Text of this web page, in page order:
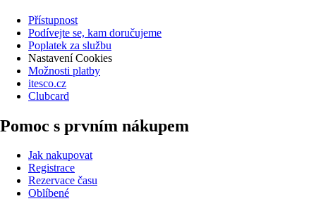
Přístupnost
Podívejte se, kam doručujeme
Poplatek za službu
Nastavení Cookies
Možnosti platby
itesco.cz
Clubcard
Pomoc s prvním nákupem
Jak nakupovat
Registrace
Rezervace času
Oblíbené